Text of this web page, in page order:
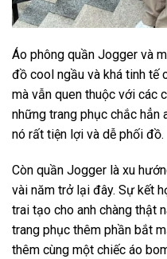
Áo phông quần Jogger và
đồ cool ngầu và khá tinh tế
mà vẫn quen thuộc với các
những trang phục chắc
nó rất tiện lợi và dễ phối đồ.
Còn quần Jogger là xu
vài năm trở lại đây. Sự kết
trai tạo cho anh chàng thật
trang phục thêm phần bắt
thêm cùng một chiếc áo